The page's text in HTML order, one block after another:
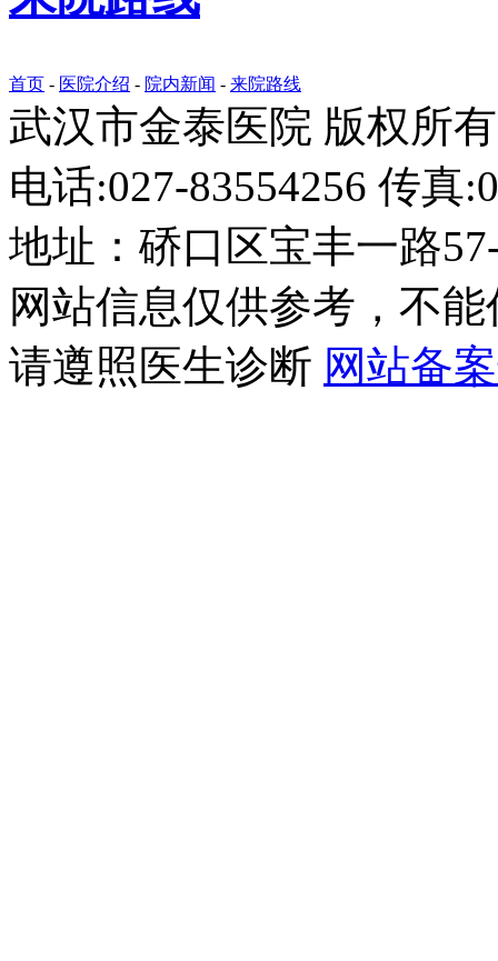
首页 - 医院介绍 - 院内新闻 - 来院路线
武汉市金泰医院 版权所有
电话:027-83554256 传真
地址：硚口区宝丰一路
网站信息仅供参考，不
请遵照医生诊断 网站备